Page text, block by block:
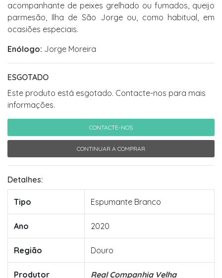
acompanhante de peixes grelhado ou fumados, queijo
parmesão, Ilha de São Jorge ou, como habitual, em
ocasiões especiais.
Enólogo: Jorge Moreira
ESGOTADO
Este produto está esgotado. Contacte-nos para mais
informações.
CONTACTE-NOS
CONTINUAR A COMPRAR
Detalhes:
Tipo Espumante Branco
Ano 2020
Região Douro
Produtor Real Companhia Velha